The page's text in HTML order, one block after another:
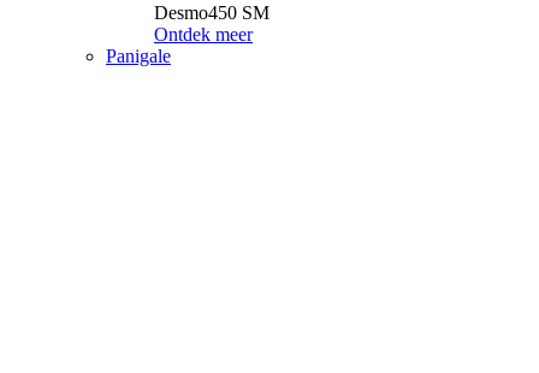
Desmo450 SM
Ontdek meer
Panigale